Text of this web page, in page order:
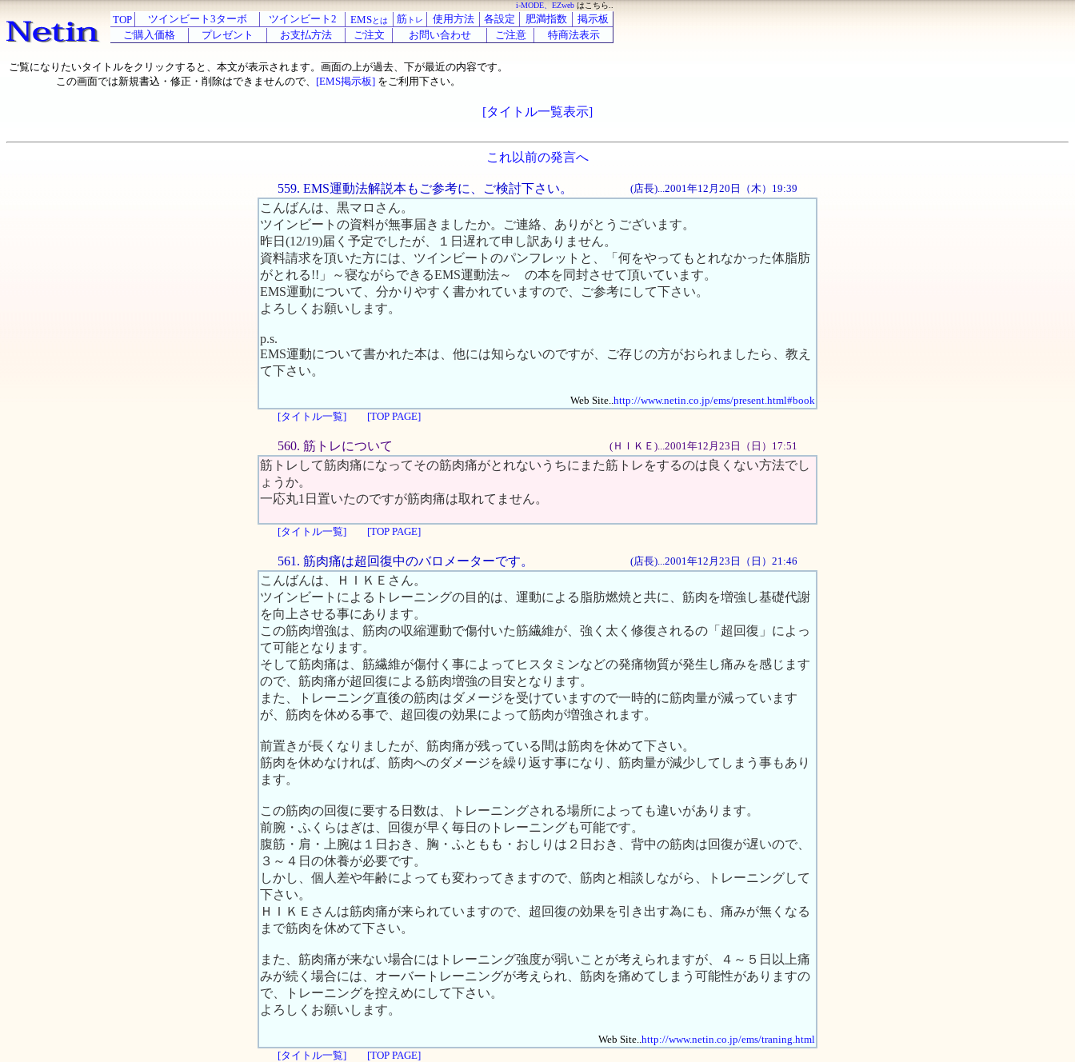
i-MODE、EZweb はこちら..
TOP ツインビート3ターボ ツインビート2 EMSとは 筋 トレ 使用方法 各設定 肥満指数
掲示板
ご購入価格
プレゼント お支払方法 ご注文 お問い合わせ ご注意 特商法表示
ご覧になりたいタイトルをクリックすると、本文が表示されます。画面の上が過去、下が最近の内容です。
この画面では新規書込・修正・削除はできませんので、 [EMS掲示板] をご利用下さい。
[タイトル一覧表示]
これ以前の発言へ
559. EMS運動法解説本もご参考に、ご検討下さい。 (店長)...2001年12月20日（木）19:39
こんばんは、黒マロさん。
ツインビートの資料が無事届きましたか。ご連絡、ありがとうございます。
昨日(12/19)届く予定でしたが、１日遅れて申し訳ありません。
資料請求を頂いた方には、ツインビートのパンフレットと、「何をやってもとれなかった体脂肪
がとれる!!」～寝ながらできるEMS運動法～ の本を同封させて頂いています。
EMS運動について、分かりやすく書かれていますので、ご参考にして下さい。
よろしくお願いします。
p.s.
EMS運動について書かれた本は、他には知らないのですが、ご存じの方がおられましたら、教え
て下さい。
Web Site..http://www.netin.co.jp/ems/present.html#book
[タイトル一覧]
[TOP PAGE]
560. 筋トレについて (ＨＩＫＥ)...2001年12月23日（日）17:51
筋トレして筋肉痛になってその筋肉痛がとれないうちにまた筋トレをするのは良くない方法でし
ょうか。
一応丸1日置いたのですが筋肉痛は取れてません。
[タイトル一覧] [TOP PAGE]
561. 筋肉痛は超回復中のバロメーターです。 (店長)...2001年12月23日（日）21:46
こんばんは、ＨＩＫＥさん。
ツインビートによるトレーニングの目的は、運動による脂肪燃焼と共に、筋肉を増強し基礎代謝
を向上させる事にあります。
この筋肉増強は、筋肉の収縮運動で傷付いた筋繊維が、強く太く修復されるの「超回復」によっ
て可能となります。
そして筋肉痛は、筋繊維が傷付く事によってヒスタミンなどの発痛物質が発生し痛みを感じます
ので、筋肉痛が超回復による筋肉増強の目安となります。
また、トレーニング直後の筋肉はダメージを受けていますので一時的に筋肉量が減っています
が、筋肉を休める事で、超回復の効果によって筋肉が増強されます。
前置きが長くなりましたが、筋肉痛が残っている間は筋肉を休めて下さい。
筋肉を休めなければ、筋肉へのダメージを繰り返す事になり、筋肉量が減少してしまう事もあり
ます。
この筋肉の回復に要する日数は、トレーニングされる場所によっても違いがあります。
前腕・ふくらはぎは、回復が早く毎日のトレーニングも可能です。
腹筋・肩・上腕は１日おき、胸・ふともも・おしりは２日おき、背中の筋肉は回復が遅いので、
３～４日の休養が必要です。
しかし、個人差や年齢によっても変わってきますので、筋肉と相談しながら、トレーニングして
下さい。
ＨＩＫＥさんは筋肉痛が来られていますので、超回復の効果を引き出す為にも、痛みが無くなる
まで筋肉を休めて下さい。
また、筋肉痛が来ない場合にはトレーニング強度が弱いことが考えられますが、４～５日以上痛
みが続く場合には、オーバートレーニングが考えられ、筋肉を痛めてしまう可能性がありますの
で、トレーニングを控えめにして下さい。
よろしくお願いします。
Web Site..http://www.netin.co.jp/ems/traning.html
[タイトル一覧]
[TOP PAGE]